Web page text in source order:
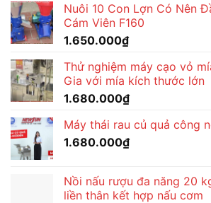
Nuôi 10 Con Lợn Có Nên
Cám Viên F160
1.650.000₫
Thử nghiệm máy cạo vỏ
Gia với mía kích thước lớn
1.680.000₫
Máy thái rau củ quả công
1.680.000₫
Nồi nấu rượu đa năng 20
liền thân kết hợp nấu cơm